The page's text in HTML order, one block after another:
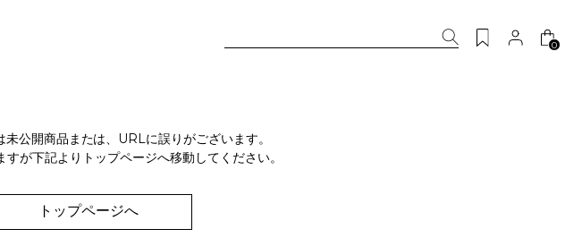
0
未公開商品または、URLに誤りがございます。
すが下記よりトップページへ移動してください。
トップページへ